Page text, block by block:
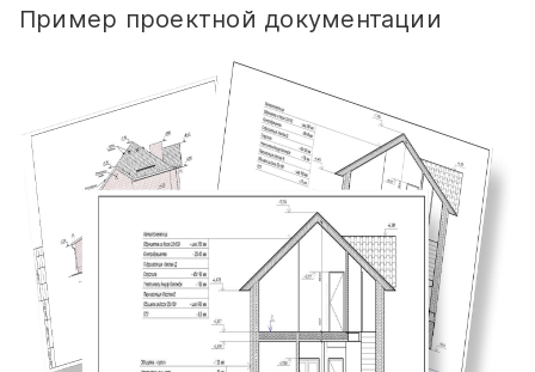
Пример проектной документации